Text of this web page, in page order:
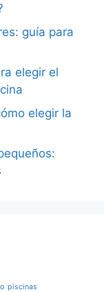
guía para
elegir el
elegir la
piscinas